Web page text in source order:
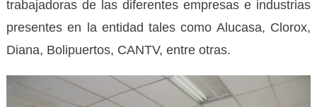
trabajadoras de las diferentes empresas e industrias
presentes en la entidad tales como Alucasa, Clorox,
Diana, Bolipuertos, CANTV, entre otras.